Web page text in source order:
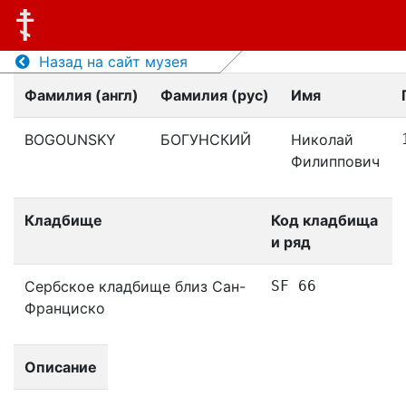
Назад на сайт музея
Фамилия (англ)
Фамилия (рус) Имя
BOGOUNSKY БОГУНСКИЙ
Николай
Филиппович
Кладбище
Код кладбища
и ряд
Сербское кладбище близ Сан-
Франциско
SF 66
Описание